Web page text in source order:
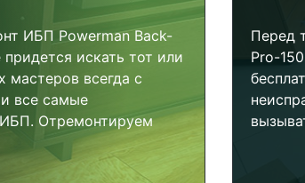
ИБП Powerman Back-
искать тот или
мастеров всегда с
все самые
Отремонтируем
Перед
Pro-